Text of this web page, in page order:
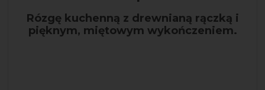
Rózgę kuchenną z drewnianą rączką i
pięknym, miętowym wykończeniem.